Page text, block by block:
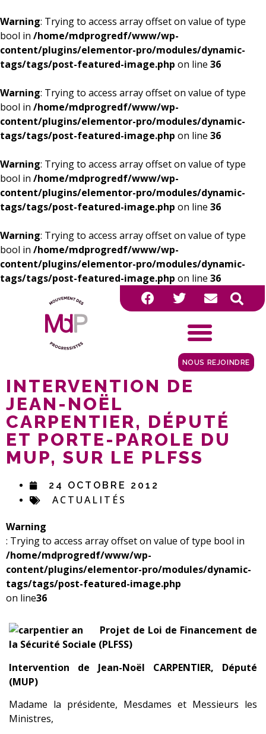
Warning: Trying to access array offset on value of type
bool in /home/mdprogredf/www/wp-
content/plugins/elementor-pro/modules/dynamic-
tags/tags/post-featured-image.php on line 36
Warning: Trying to access array offset on value of type
bool in /home/mdprogredf/www/wp-
content/plugins/elementor-pro/modules/dynamic-
tags/tags/post-featured-image.php on line 36
Warning: Trying to access array offset on value of type
bool in /home/mdprogredf/www/wp-
content/plugins/elementor-pro/modules/dynamic-
tags/tags/post-featured-image.php on line 36
Warning: Trying to access array offset on value of type
bool in /home/mdprogredf/www/wp-
content/plugins/elementor-pro/modules/dynamic-
tags/tags/post-featured-image.php on line 36
NOUS REJOINDRE
Warning
: Trying to access array offset on value of type bool in
/home/mdprogredf/www/wp-
content/plugins/elementor-pro/modules/dynamic-
tags/tags/post-featured-image.php
on line36
INTERVENTION DE
JEAN-NOËL
CARPENTIER, DÉPUTÉ
ET PORTE-PAROLE DU
MUP, SUR LE PLFSS
24 OCTOBRE 2012
ACTUALITÉS
Projet de Loi de Financement de
la Sécurité Sociale (PLFSS)
Intervention de Jean-Noël CARPENTIER, Député
(MUP)
Madame la présidente, Mesdames et Messieurs les
Ministres,